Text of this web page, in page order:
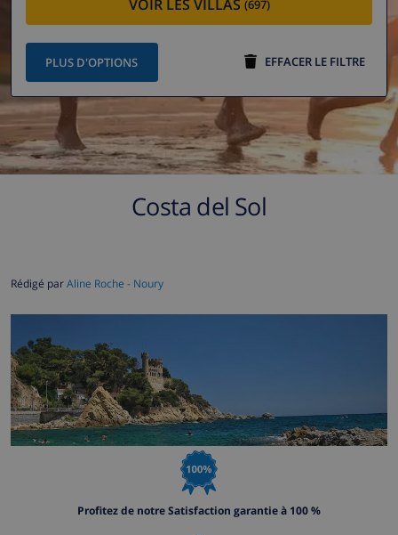
VOIR LES VILLAS (697)
PLUS D'OPTIONS EFFACER LE FILTRE
Costa del Sol
Rédigé parAline Roche - Noury
Profitez de notre Satisfaction garantie à 100 %